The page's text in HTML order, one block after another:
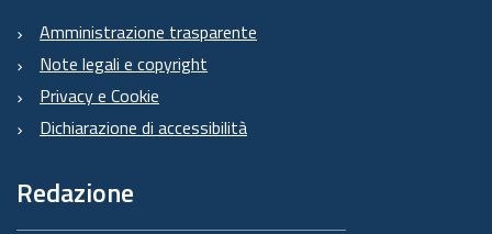
Amministrazione trasparente
Note legali e copyright
Privacy e Cookie
Dichiarazione di accessibilità
Redazione